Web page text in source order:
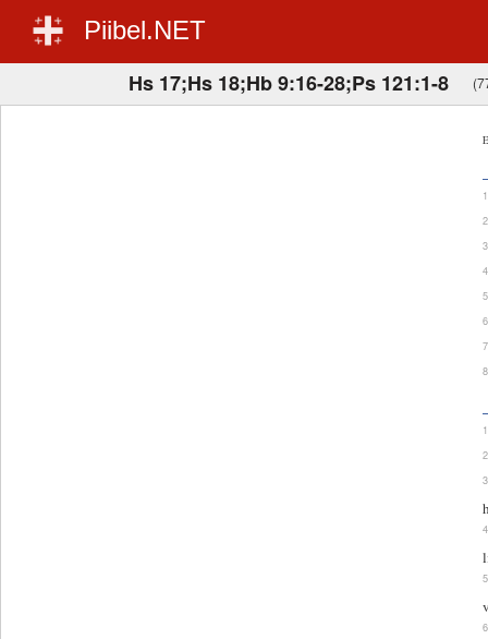
Piibel.NET
Hs 17;Hs 18;Hb 9:16-28;Ps 121:1-8
1
2
3
4
5
6
7
8
1
2
3
4
5
6